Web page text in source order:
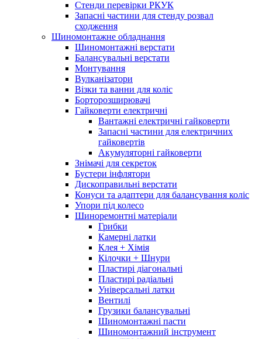
Стенди перевірки РКУК
Запасні частини для стенду розвал
сходження
Шиномонтажне обладнання
Шиномонтажні верстати
Балансувальні верстати
Монтування
Вулканізатори
Візки та ванни для коліс
Борторозширювачі
Гайковерти електричні
Вантажні електричні гайковерти
Запасні частини для електричних
гайковертів
Акумуляторні гайковерти
Знімачі для секреток
Бустери інфлятори
Дископравильні верстати
Конуси та адаптери для балансування коліс
Упори під колесо
Шиноремонтні матеріали
Грибки
Камерні латки
Клея + Хімія
Кілочки + Шнури
Пластирі діагональні
Пластирі радіальні
Універсальні латки
Вентилі
Грузики балансувальні
Шиномонтажні пасти
Шиномонтажний інструмент